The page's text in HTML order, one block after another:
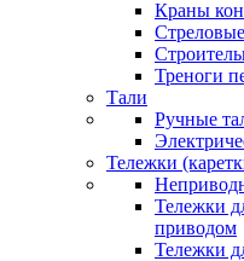
Краны
Треноги
Тали
Ручные
Тележки
Тележки
приводом
Тележки